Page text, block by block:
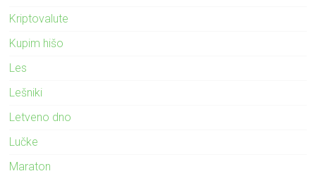
Kriptovalute
Kupim hišo
Les
Lešniki
Letveno dno
Lučke
Maraton